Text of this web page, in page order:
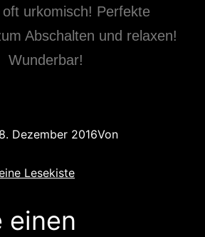
urkomisch! Perfekte
Abschalten und relaxen!
Wunderbar!
Dezember 2016Von
Lesekiste
einen